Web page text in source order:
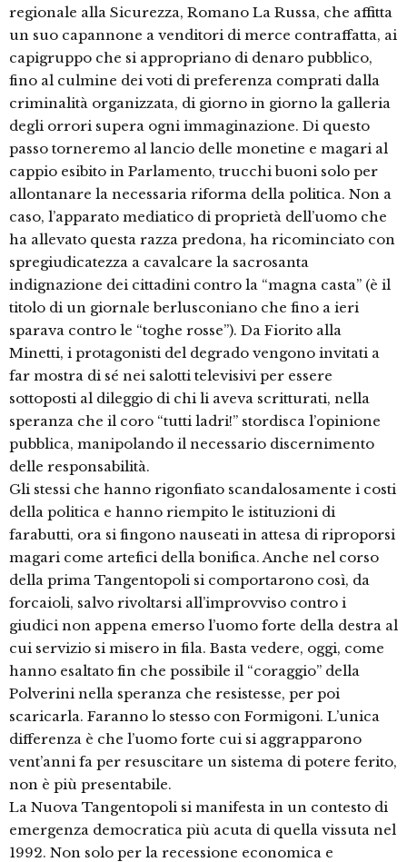
regionale alla Sicurezza, Romano La Russa, che affitta
un suo capannone a venditori di merce contraffatta, ai
capigruppo che si appropriano di denaro pubblico,
fino al culmine dei voti di preferenza comprati dalla
criminalità organizzata, di giorno in giorno la galleria
degli orrori supera ogni immaginazione. Di questo
passo torneremo al lancio delle monetine e magari al
cappio esibito in Parlamento, trucchi buoni solo per
allontanare la necessaria riforma della politica. Non a
caso, l’apparato mediatico di proprietà dell’uomo che
ha allevato questa razza predona, ha ricominciato con
spregiudicatezza a cavalcare la sacrosanta
indignazione dei cittadini contro la “magna casta” (è il
titolo di un giornale berlusconiano che fino a ieri
sparava contro le “toghe rosse”). Da Fiorito alla
Minetti, i protagonisti del degrado vengono invitati a
far mostra di sé nei salotti televisivi per essere
sottoposti al dileggio di chi li aveva scritturati, nella
speranza che il coro “tutti ladri!” stordisca l’opinione
pubblica, manipolando il necessario discernimento
delle responsabilità.
Gli stessi che hanno rigonfiato scandalosamente i costi
della politica e hanno riempito le istituzioni di
farabutti, ora si fingono nauseati in attesa di riproporsi
magari come artefici della bonifica. Anche nel corso
della prima Tangentopoli si comportarono così, da
forcaioli, salvo rivoltarsi all’improvviso contro i
giudici non appena emerso l’uomo forte della destra al
cui servizio si misero in fila. Basta vedere, oggi, come
hanno esaltato fin che possibile il “coraggio” della
Polverini nella speranza che resistesse, per poi
scaricarla. Faranno lo stesso con Formigoni. L’unica
differenza è che l’uomo forte cui si aggrapparono
vent’anni fa per resuscitare un sistema di potere ferito,
non è più presentabile.
La Nuova Tangentopoli si manifesta in un contesto di
emergenza democratica più acuta di quella vissuta nel
1992. Non solo per la recessione economica e